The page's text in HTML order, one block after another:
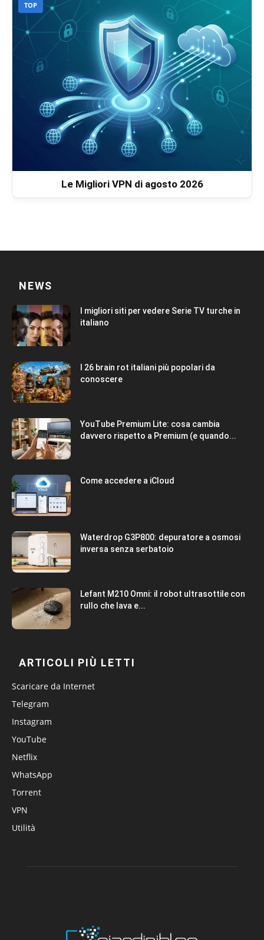
TOP
Le Migliori VPN di agosto 2026
NEWS
I migliori siti per vedere Serie TV turche in
italiano
I 26 brain rot italiani più popolari da
conoscere
YouTube Premium Lite: cosa cambia
davvero rispetto a Premium (e quando...
Come accedere a iCloud
Waterdrop G3P800: depuratore a osmosi
inversa senza serbatoio
Lefant M210 Omni: il robot ultrasottile con
rullo che lava e...
ARTICOLI PIÙ LETTI
Scaricare da Internet
Telegram
Instagram
YouTube
Netflix
WhatsApp
Torrent
VPN
Utilità